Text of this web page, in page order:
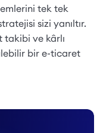
tek tek
sizi yanıltır.
takibi ve kârlı
bir e-ticaret